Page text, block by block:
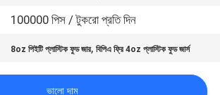
100000 পিস / টুকরো প্রতি দিন
8oz পিইটি প্লাস্টিক ফুড জার,বিপিএ ফ্রি 4oz প্লাস্টিক ফুড জার্স
ভালো দাম